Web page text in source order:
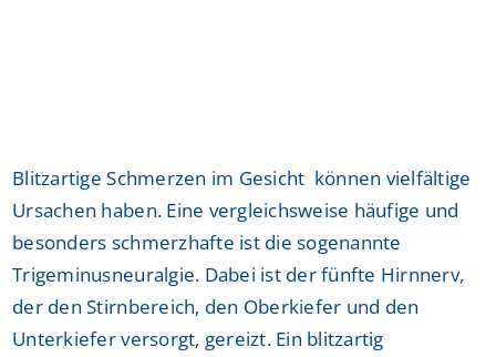
Blitzartige Schmerzen im Gesicht können vielfältige
Ursachen haben. Eine vergleichsweise häufige und
besonders schmerzhafte ist die sogenannte
Trigeminusneuralgie. Dabei ist der fünfte Hirnnerv,
der den Stirnbereich, den Oberkiefer und den
Unterkiefer versorgt, gereizt. Ein blitzartig